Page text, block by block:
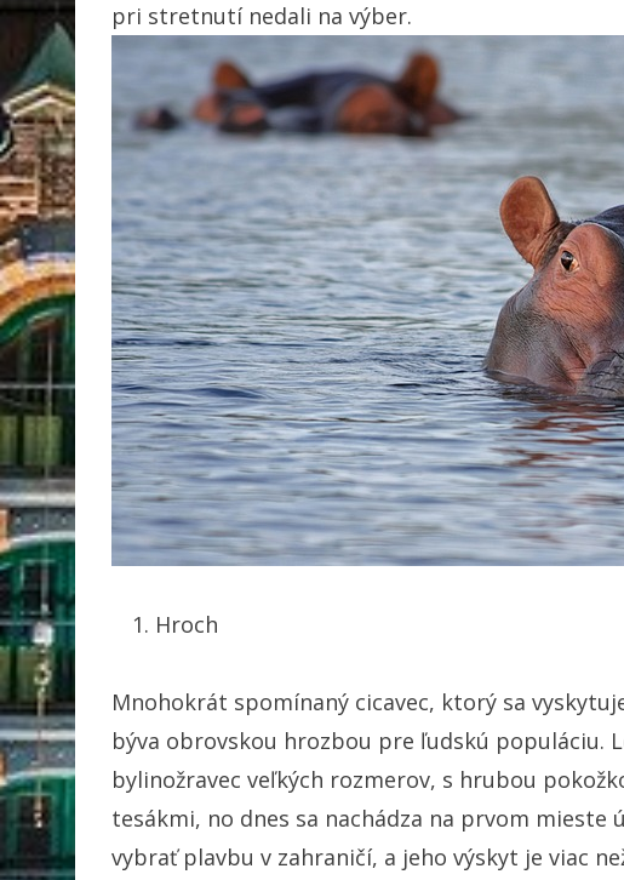
pri stretnutí nedali na výber.
Hroch
Mnohokrát spomínaný cicavec, ktorý sa
býva obrovskou hrozbou pre ľudskú populáciu.
bylinožravec veľkých rozmerov, s hrubou
tesákmi, no dnes sa nachádza na prvom mieste
vybrať plavbu v zahraničí, a jeho výskyt je viac